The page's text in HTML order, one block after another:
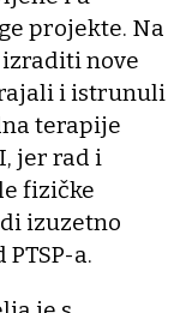
projekte. Na
nove
i istrunuli
terapije
jer rad i
fizičke
izuzetno
a.